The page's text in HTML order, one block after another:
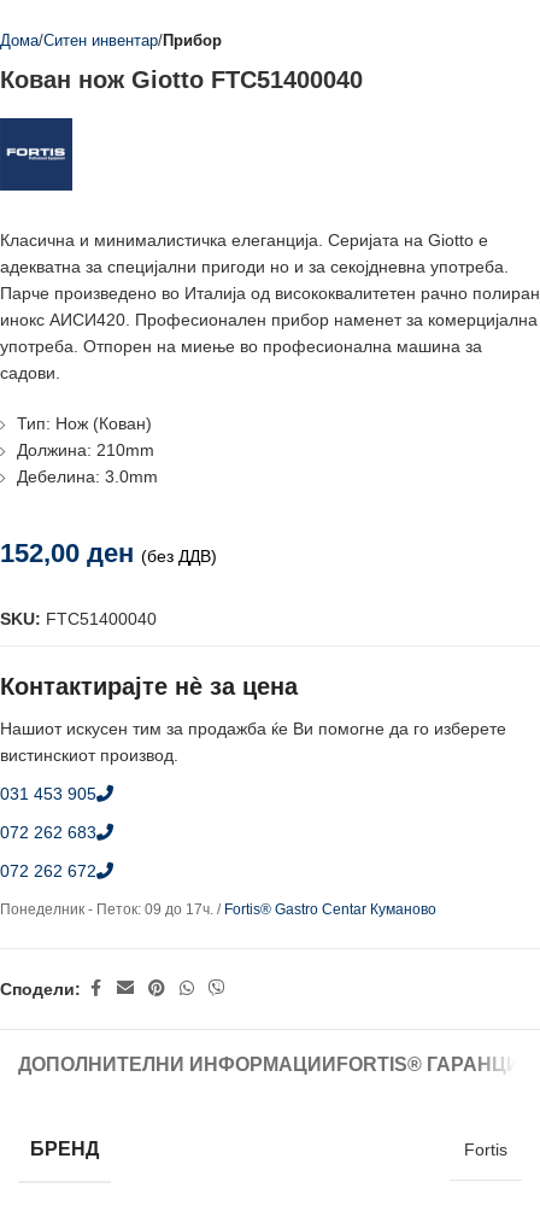
Дома Ситен инвентар Прибор
Кован нож Giotto FTC51400040
Класична и минималистичка елеганција. Серијата на Giotto e
адекватна за специјални пригоди но и за секојдневна употреба.
Парче произведено во Италија од висококвалитетен рачно полиран
инокс АИСИ420. Професионален прибор наменет за комерцијална
употреба. Отпорен на миење во професионална машина за
садови.
Тип: Нож (Кован)
Должина: 210mm
Дебелина: 3.0mm
152,00 ден (без ДДВ)
SKU: FTC51400040
Контактирајте нè за цена
Нашиот искусен тим за продажба ќе Ви помогне да го изберете
вистинскиот производ.
031 453 905
072 262 683
072 262 672
Понеделник - Петок: 09 до 17ч. / Fortis® Gastro Centar Куманово
Сподели:
ДОПОЛНИТЕЛНИ ИНФОРМАЦИИ FORTIS®
БРЕНД Fortis